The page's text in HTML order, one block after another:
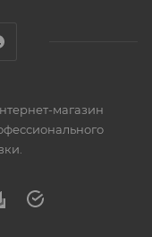
магазин